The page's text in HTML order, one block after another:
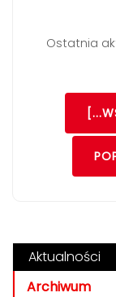
Ostatnia
Aktualności
Archiwum